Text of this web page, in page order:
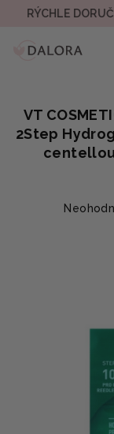
PrejsťDORUČENIE
VT
2Step
centellou